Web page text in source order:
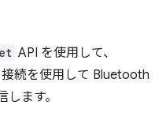
API を使用して、
続を使用して Bluetooth
ます。